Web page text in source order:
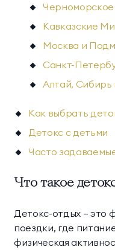
Кавказские
Москва и
Санкт-
Алтай, Сибирь
Как выбрать
Детокс с детьми
Часто
Что такое
Детокс-отдых — это
поездки, где
физическая